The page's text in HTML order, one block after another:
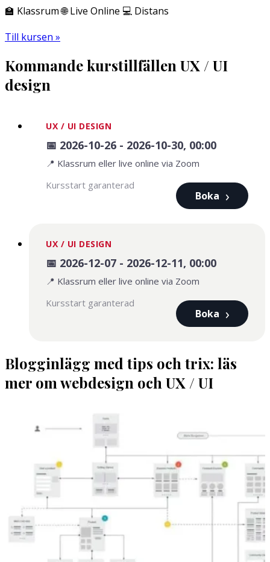
🏫 Klassrum 🌐 Live Online 💻 Distans
Till kursen »
Kommande kurstillfällen UX / UI
design
UX / UI DESIGN
📅 2026-10-26 - 2026-10-30, 00:00
📍 Klassrum eller live online via Zoom
Kursstart garanterad
Boka
UX / UI DESIGN
📅 2026-12-07 - 2026-12-11, 00:00
📍 Klassrum eller live online via Zoom
Kursstart garanterad
Boka
Blogginlägg med tips och trix: läs
mer om webdesign och UX / UI